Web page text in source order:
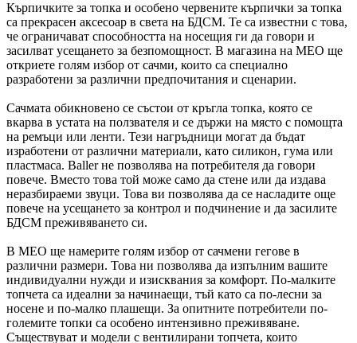
Кърпичките за топка и особено червените кърпички за топка
са прекрасен аксесоар в света на БДСМ. Те са известни с това,
че ограничават способността на носещия ги да говори и
засилват усещането за безпомощност. В магазина на MEO ще
откриете голям избор от сачми, които са специално
разработени за различни предпочитания и сценарии.
Сачмата обикновено се състои от кръгла топка, която се
вкарва в устата на ползвателя и се държи на място с помощта
на ремъци или ленти. Тези нагръдници могат да бъдат
изработени от различни материали, като силикон, гума или
пластмаса. Baller не позволява на потребителя да говори
повече. Вместо това той може само да стене или да издава
неразбираеми звуци. Това ви позволява да се насладите още
повече на усещането за контрол и подчинение и да засилите
БДСМ преживяването си.
В MEO ще намерите голям избор от сачмени гегове в
различни размери. Това ни позволява да изпълним вашите
индивидуални нужди и изисквания за комфорт. По-малките
топчета са идеални за начинаещи, тъй като са по-лесни за
носене и по-малко плашещи. За опитните потребители по-
големите топки са особено интензивно преживяване.
Съществуват и модели с вентилирани топчета, които